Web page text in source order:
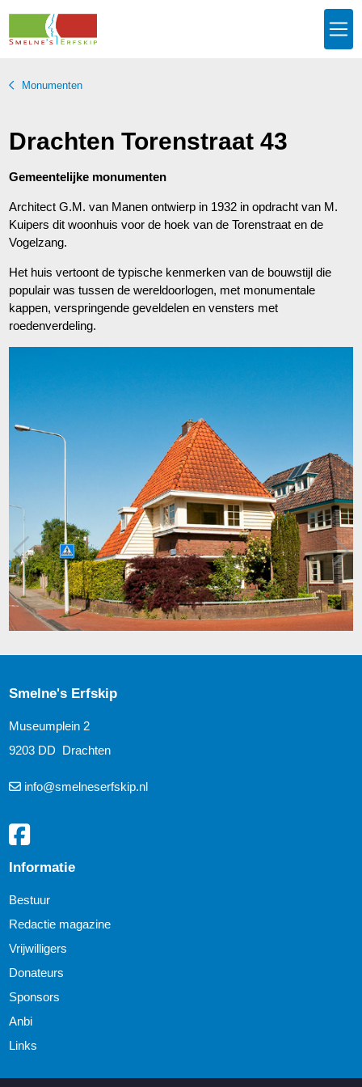
Monumenten
Drachten Torenstraat 43
Gemeentelijke monumenten
Architect G.M. van Manen ontwierp in 1932 in opdracht van M.
Kuipers dit woonhuis voor de hoek van de Torenstraat en de
Vogelzang.
Het huis vertoont de typische kenmerken van de bouwstijl die
populair was tussen de wereldoorlogen, met monumentale
kappen, verspringende geveldelen en vensters met
roedenverdeling.
Smelne's Erfskip
Museumplein 2
9203 DD Drachten
info@smelneserfskip.nl
Informatie
Bestuur
Redactie magazine
Vrijwilligers
Donateurs
Sponsors
Anbi
Links